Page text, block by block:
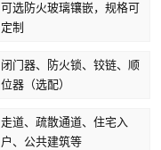
可选防火玻璃镶嵌，规格可
定制
闭门器、防火锁、铰链、顺
位器（选配）
走道、疏散通道、住宅入
户、公共建筑等